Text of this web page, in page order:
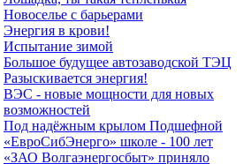
Новоселье с барьерами
Энергия в крови!
Испытание зимой
Большое будущее автозаводской ТЭЦ
Разыскивается энергия!
ВЭС - новые мощности для новых
возможностей
Под надёжным крылом Подшефной
«ЕвроСибЭнерго» школе - 100 лет
«ЗАО Волгаэнергосбыт» приняло